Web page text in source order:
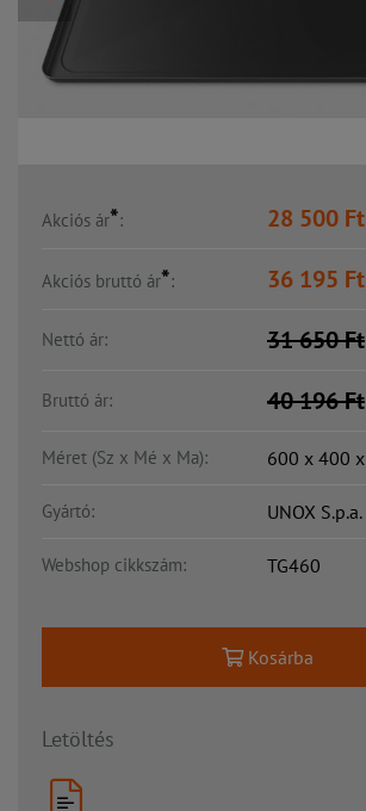
Akciós ár*: 28 500 Ft
Akciós bruttó ár*: 36 195 Ft
Nettó ár: 31 650Ft
Bruttó ár: 40 196Ft
Méret (Sz x Mé x Ma): 600 x 400
Gyártó: UNOX S.p.a.
Webshop cikkszám: TG460
Kosárba
Letöltés